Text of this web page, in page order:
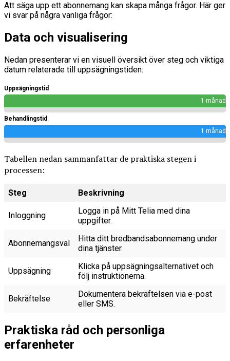
Att säga upp ett abonnemang kan skapa många frågor. Här ger
vi svar på några vanliga frågor:
Data och visualisering
Nedan presenterar vi en visuell översikt över steg och viktiga
datum relaterade till uppsägningstiden:
Uppsägningstid
1 månad
Behandlingstid
1 månad
Tabellen nedan sammanfattar de praktiska stegen i
processen:
Steg Beskrivning
Inloggning
Logga in på Mitt Telia med dina
uppgifter.
Abonnemangsval
Hitta ditt bredbandsabonnemang under
dina tjänster.
Uppsägning
Klicka på uppsägningsalternativet och
följ instruktionerna.
Bekräftelse
Dokumentera bekräftelsen via e-post
eller SMS.
Praktiska råd och personliga
erfarenheter